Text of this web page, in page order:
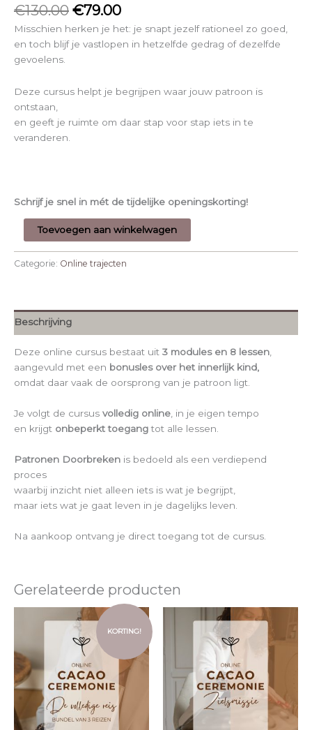
€130.00 €79.00
Misschien herken je het: je snapt jezelf rationeel zo goed,
en toch blijf je vastlopen in hetzelfde gedrag of dezelfde
gevoelens.
Deze cursus helpt je begrijpen waar jouw patroon is
ontstaan,
en geeft je ruimte om daar stap voor stap iets in te
veranderen.
Schrijf je snel in mét de tijdelijke openingskorting!
Toevoegen aan winkelwagen
Categorie: Online trajecten
Beschrijving
Deze online cursus bestaat uit 3 modules en 8 lessen,
aangevuld met een bonusles over het innerlijk kind,
omdat daar vaak de oorsprong van je patroon ligt.
Je volgt de cursus volledig online , in je eigen tempo
en krijgt onbeperkt toegangtot alle lessen.
Patronen Doorbreken is bedoeld als een verdiepend
proces
waarbij inzicht niet alleen iets is wat je begrijpt,
maar iets wat je gaat leven in je dagelijks leven.
Na aankoop ontvang je direct toegang tot de cursus.
Gerelateerde producten
KORTING!
Oorspronkelijke
prijs
was:
€66.00.
Huidige
is: